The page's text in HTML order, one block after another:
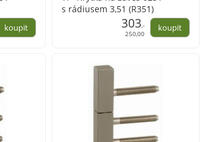
s rádiusem 3,51 (R351)
303,-
250,00